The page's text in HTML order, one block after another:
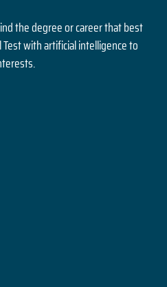
the degree or career that best
with artificial intelligence to